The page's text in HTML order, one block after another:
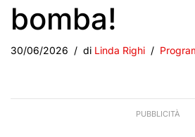
bomba!
30/06/2026 di Linda Righi